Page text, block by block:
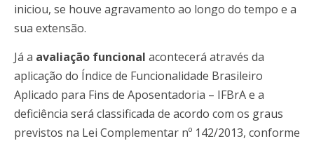
iniciou, se houve agravamento ao longo do tempo e a
sua extensão.
Já a avaliação funcional acontecerá através da
aplicação do Índice de Funcionalidade Brasileiro
Aplicado para Fins de Aposentadoria – IFBrA e a
deficiência será classificada de acordo com os graus
previstos na Lei Complementar nº 142/2013, conforme